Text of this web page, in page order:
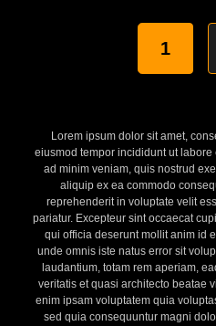
1
Lorem ipsum dolor sit amet,
eiusmod tempor incididunt ut
ad minim veniam, quis nostrud
aliquip ex ea commodo
reprehenderit in voluptate velit
pariatur. Excepteur sint occaecat
qui officia deserunt mollit anim id
unde omnis iste natus error sit
laudantium, totam rem aperiam,
veritatis et quasi architecto beatae
enim ipsam voluptatem quia
sed quia consequuntur magni